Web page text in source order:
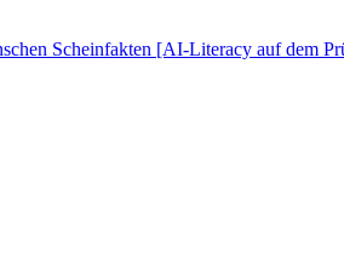
Scheinfakten [AI-Literacy auf dem